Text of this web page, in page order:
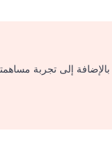
إلى تجربة